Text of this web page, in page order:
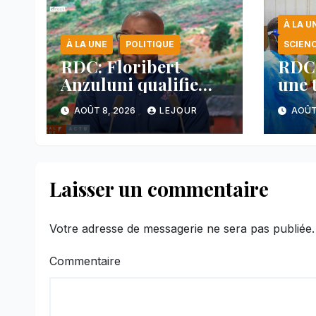
À LA UNE POLITIQUE
RDC: Floribert
Anzuluni qualifie
d’ « acte majeur », le
protocole de
désarmement des
AOÛT 8, 2026 LEJOUR
À LA
une
Laisser un commentaire
Votre adresse de messagerie ne sera pas publiée.
Commentaire